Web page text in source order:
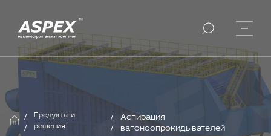
/
/
Продукты и
решения
/
/
Аспирация
вагоноопрокидывателей